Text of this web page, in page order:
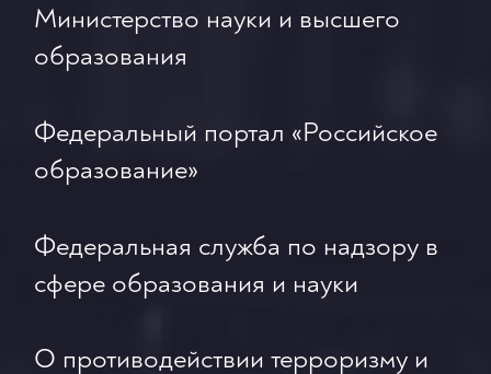
Министерство науки и высшего
образования
Федеральный портал «Российское
образование»
Федеральная служба по надзору в
сфере образования и науки
О противодействии терроризму и